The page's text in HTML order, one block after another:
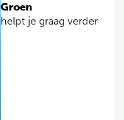
Groen
helpt je graag verder